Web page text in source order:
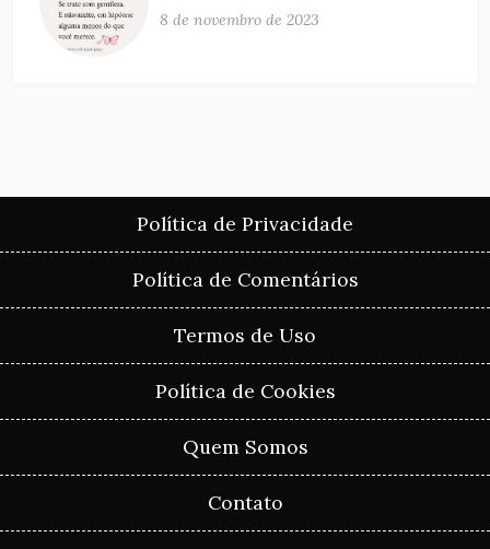
8 de novembro de 2023
Política de Privacidade
Política de Comentários
Termos de Uso
Política de Cookies
Quem Somos
Contato